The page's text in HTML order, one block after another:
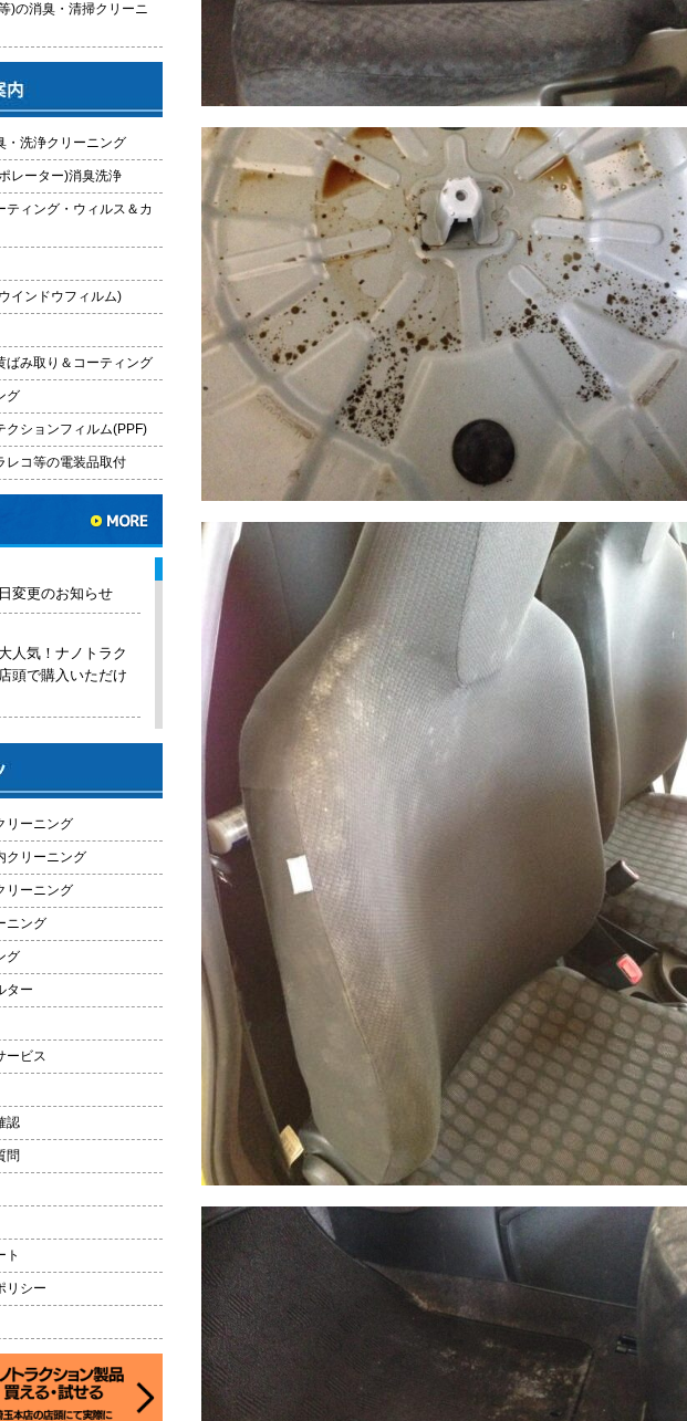
ョン交換の必要性
ラス交換の料金相
理の料金と作業
車の花粉シミを
。雨上がりの固着
」と抗酸化防衛
は自分ででき
者依頼の違い・限
グで失敗する人の
はいけない5つの判
必ず確認すべき5
見落としている3
内クリーニングは
プロに頼むべき境
コ・ペット・カ
処法
内クリーニングは
き？目的別おすす
内クリーニングの
？内容別・業者
み取りの料金相
ト・オートバッ
徹底比較【2026年
エローハットのカ
いくら？施工内
するコツ
交換のタイミン
ョン交換の必要性
ラス交換の料金相
)の消臭・清掃クリーニ
・洗浄クリーニング
レーター)消臭洗浄
ティング・ウィルス＆カ
インドウフィルム)
ばみ取り＆コーティング
グ
クションフィルム(PPF)
レコ等の電装品取付
変更のお知らせ
人気！ナノトラク
頭で購入いただけ
ウィーク期間中の
店・東京足立店・
NACK5で取り上げ
面からこれまで以
臨時休業のお知らせ
2023年-2024年）
除」をしようキャ
埼玉県のお店や企
トで紹介されまし
料で利用できるチ
リーニング
クリーニング
リーニング
ーニング
ニング
ルター
サービス
認
問
ト
リシー